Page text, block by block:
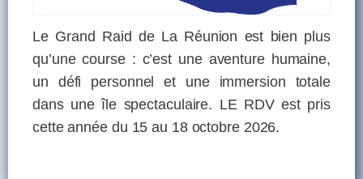
Le Grand Raid de La Réunion est bien plus
qu’une course : c’est une aventure humaine,
un défi personnel et une immersion totale
dans une île spectaculaire. LE RDV est pris
cette année du 15 au 18 octobre 2026.